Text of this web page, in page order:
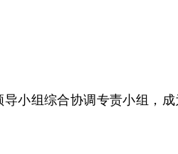
小组综合协调专责小组，